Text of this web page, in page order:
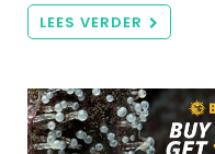
LEES VERDER